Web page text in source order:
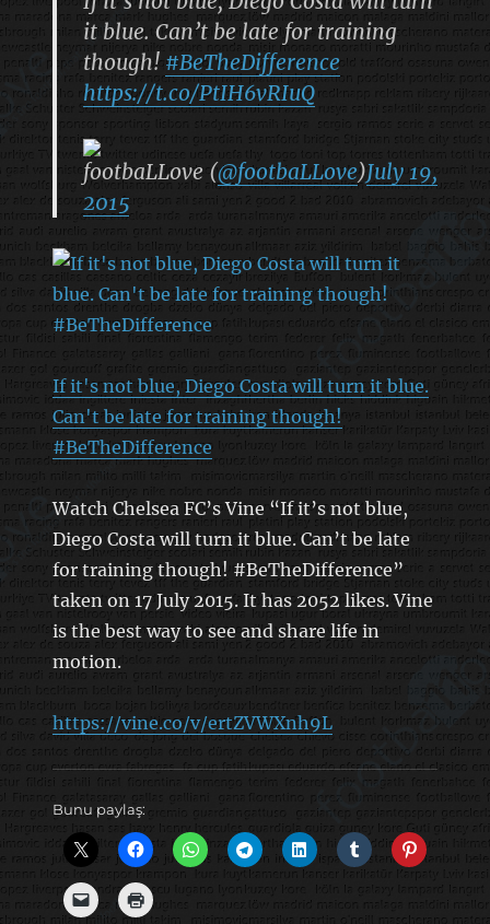
it blue. Can’t be late for training
though! #BeTheDifference
https://t.co/PtIH6vRIuQ
footbaLLove (@footbaLLove)July 19,
2015
If it's not blue, Diego Costa will turn it blue.
Can't be late for training though!
#BeTheDifference
Watch Chelsea FC’s Vine “If it’s not blue,
Diego Costa will turn it blue. Can’t be late
for training though! #BeTheDifference”
taken on 17 July 2015. It has 2052 likes. Vine
is the best way to see and share life in
motion.
https://vine.co/v/ertZVWXnh9L
Bunu paylaş: